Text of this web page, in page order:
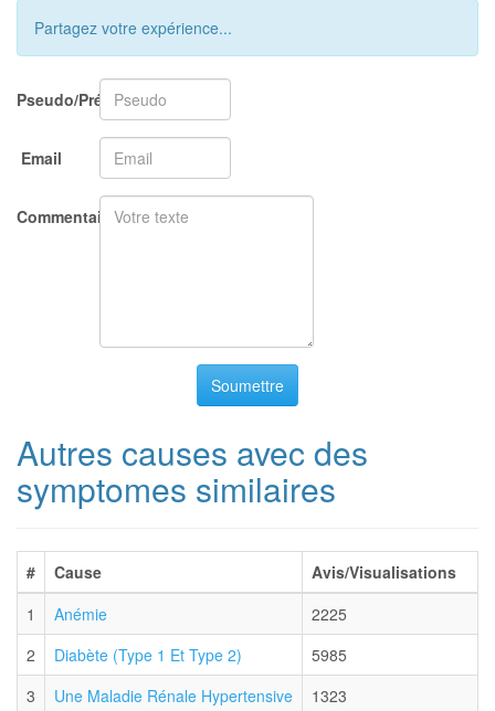
Partagez votre expérience...
Pseudo/Prénom
Email
Commentaire/Question
Soumettre
Autres causes avec des
symptomes similaires
# Cause
Avis/Visualisations
1
Anémie
2225
2
Diabète (Type 1 Et Type 2)
5985
3
Une Maladie Rénale Hypertensive 1323